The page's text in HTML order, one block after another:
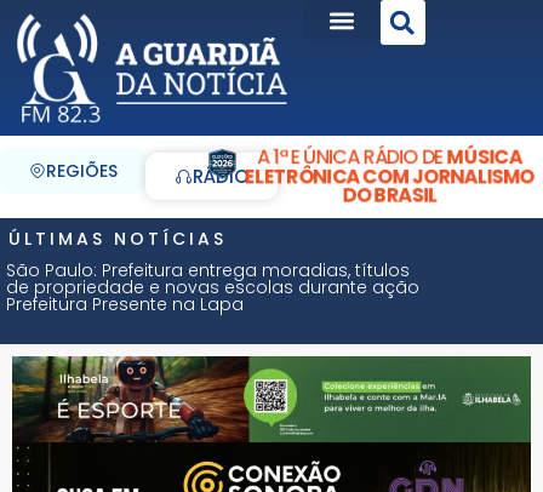
REGIÕES RÁDIO
A 1ª E ÚNICA RÁDIO DEMÚSICA
ELETRÔNICA COM JORNALISMO
DO BRASIL
ÚLTIMAS NOTÍCIAS
São Paulo: Prefeitura entrega moradias, títulos
de propriedade e novas escolas durante ação
Prefeitura Presente na Lapa